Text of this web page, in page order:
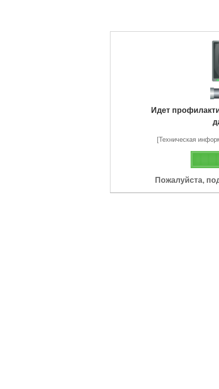
Идет
[Техническая
Пожалуйста,